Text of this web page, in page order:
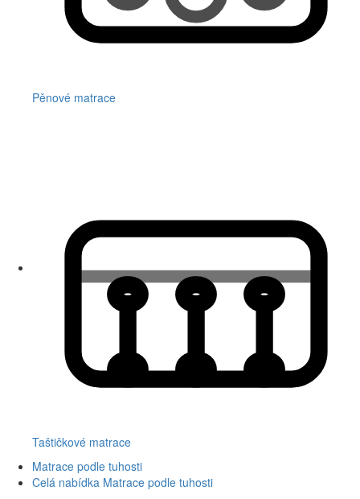
Pěnové matrace
Taštičkové matrace
Matrace podle tuhosti
Celá nabídka Matrace podle tuhosti